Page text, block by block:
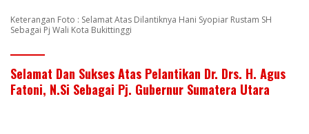
Keterangan Foto : Selamat Atas Dilantiknya Hani Syopiar Rustam SH
Sebagai Pj Wali Kota Bukittinggi
Selamat Dan Sukses Atas Pelantikan Dr. Drs. H. Agus
Fatoni, N.Si Sebagai Pj. Gubernur Sumatera Utara